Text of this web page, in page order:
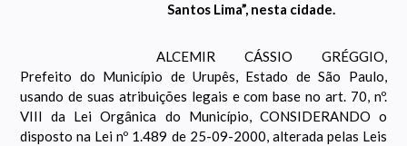
Santos Lima”, nesta cidade.
ALCEMIR CÁSSIO GRÉGGIO,
Prefeito do Município de Urupês, Estado de São Paulo,
usando de suas atribuições legais e com base no art. 70, nº.
VIII da Lei Orgânica do Município, CONSIDERANDO o
disposto na Lei nº 1.489 de 25-09-2000, alterada pelas Leis